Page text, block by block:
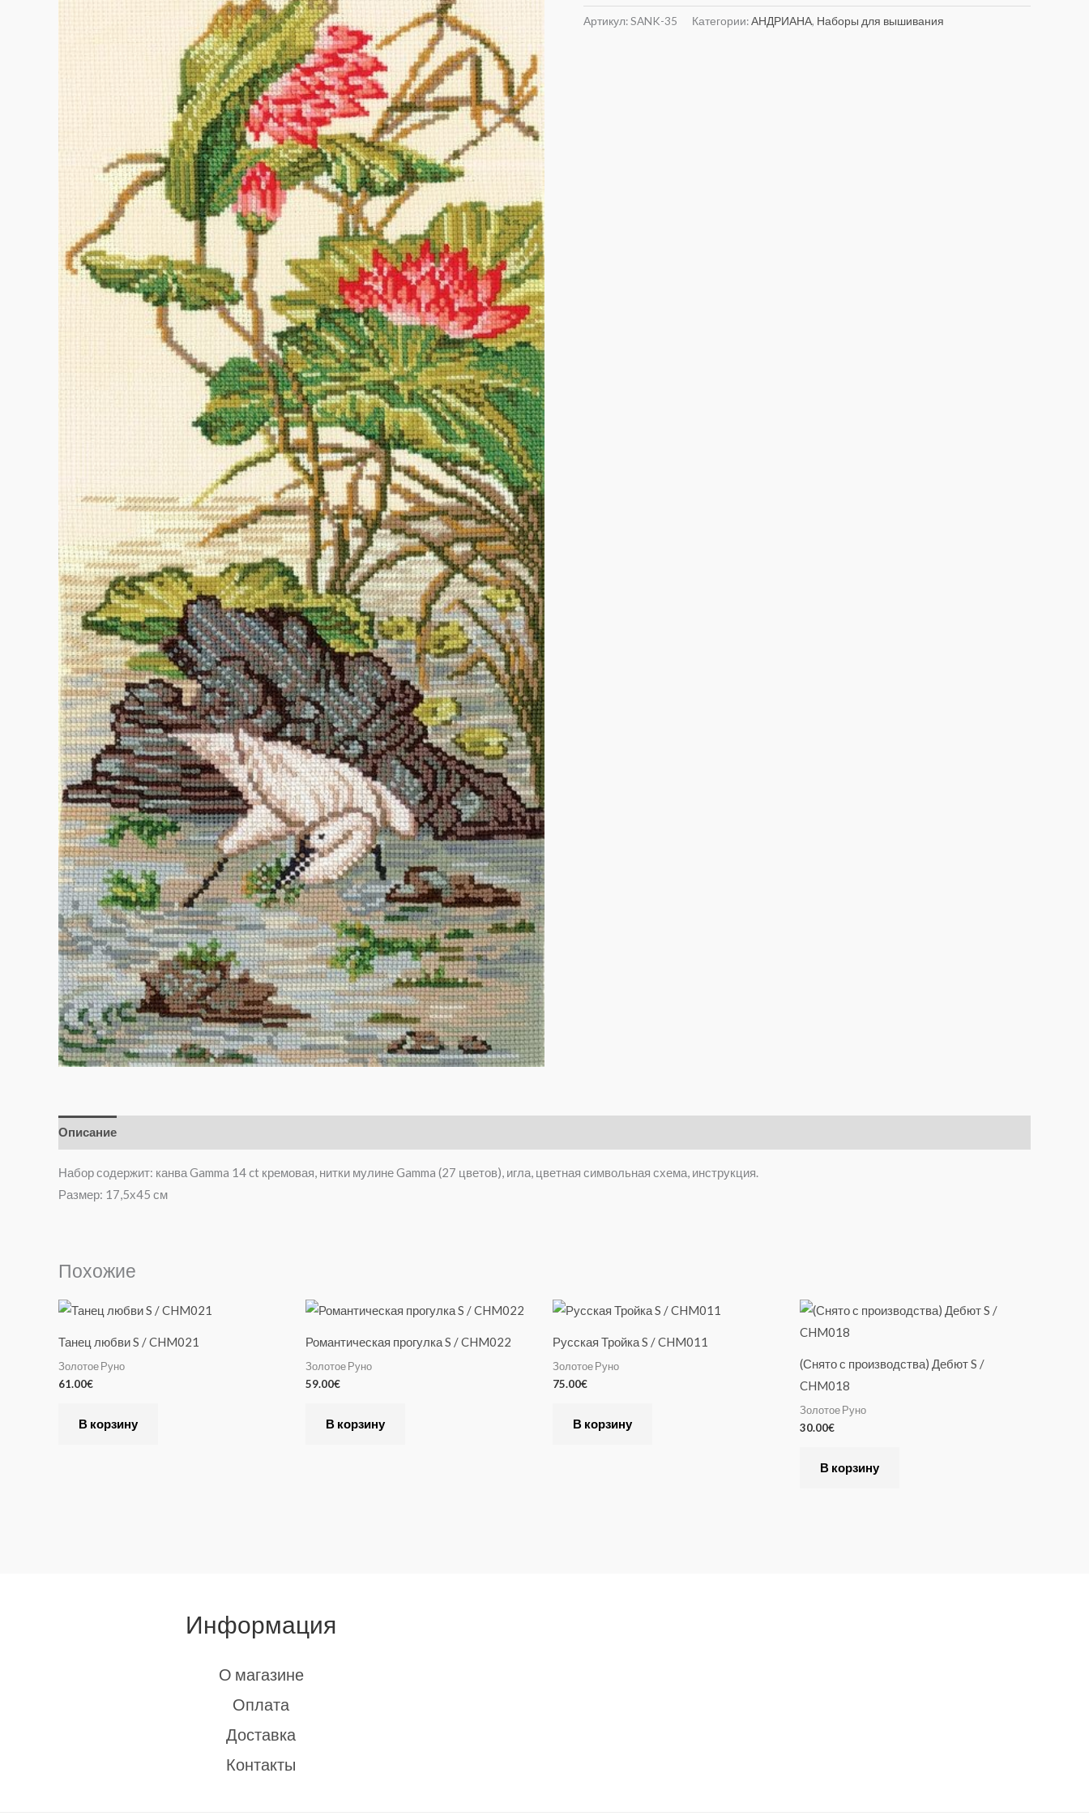
Артикул:SANK-35 Категории:АНДРИАНА, Наборы для вышивания
Описание
Набор содержит: канва Gamma 14 ct кремовая, нитки мулине Gamma (27 цветов), игла, цветная символьная схема, инструкция.
Размер: 17,5х45 см
Похожие
Танец любви S / CHM021
Золотое Руно
61.00€
В корзину
Романтическая прогулка S / CHM022
Золотое Руно
59.00€
В корзину
Русская Тройка S / CHM011
Золотое Руно
75.00€
В корзину
(Снято с производства) Дебют S /
CHM018
Золотое Руно
30.00€
В корзину
Информация
О магазине
Оплата
Доставка
Контакты